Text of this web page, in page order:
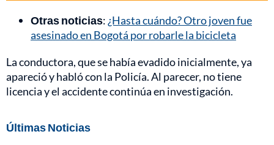
Otras noticias: ¿Hasta cuándo? Otro joven fue
asesinado en Bogotá por robarle la bicicleta
La conductora, que se había evadido inicialmente, ya
apareció y habló con la Policía. Al parecer, no tiene
licencia y el accidente continúa en investigación.
Últimas Noticias